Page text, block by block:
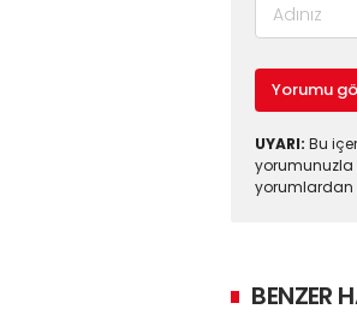
Yorumu
UYARI: Bu
yorumunuzla
yorumlardan
BENZER